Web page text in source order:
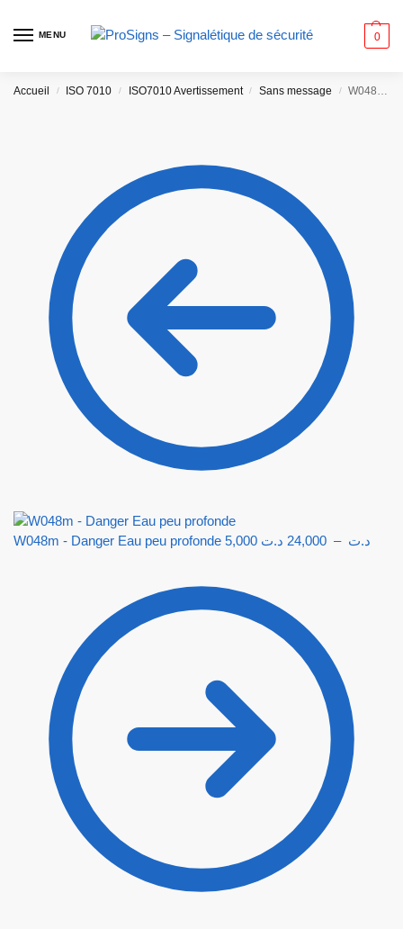
MENU 0
Accueil / ISO 7010 / ISO7010 Avertissement / Sans message / W048 – Danger Eau peu profonde
W048m - Danger Eau peu profonde 5,000 د.ت –
24,000 د.ت